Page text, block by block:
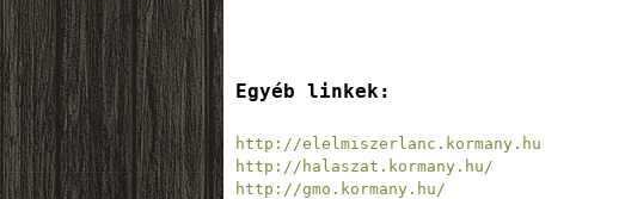
Egyéb linkek:
http://elelmiszerlanc.kormany.hu
http://halaszat.kormany.hu/
http://gmo.kormany.hu/